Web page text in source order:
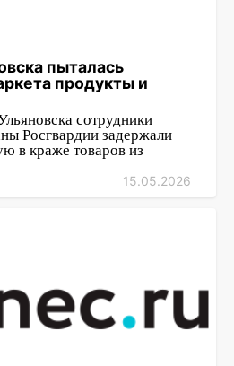
пыталась
продукты и
сотрудники
Росгвардии задержали
в краже товаров из
15.05.2026